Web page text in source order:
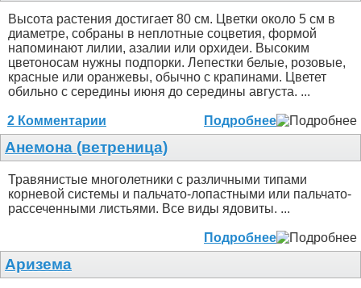
Высота растения достигает 80 см. Цветки около 5 см в
диаметре, собраны в неплотные соцветия, формой
напоминают лилии, азалии или орхидеи. Высоким
цветоносам нужны подпорки. Лепестки белые, розовые,
красные или оранжевы, обычно с крапинами. Цветет
обильно с середины июня до середины августа. ...
2 Комментарии Подробнее
Анемона (ветреница)
Травянистые многолетники с различными типами
корневой системы и пальчато-лопастными или пальчато-
рассеченными листьями. Все виды ядовиты. ...
Подробнее
Аризема